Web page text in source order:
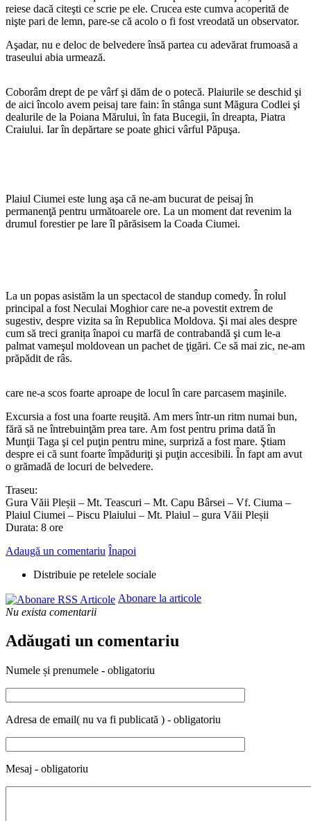
reiese dacă citeşti ce scrie pe ele. Crucea este cumva acoperită de
nişte pari de lemn, pare-se că acolo o fi fost vreodată un observator.
Aşadar, nu e deloc de belvedere însă partea cu adevărat frumoasă a
traseului abia urmează.
Coborâm drept de pe vârf şi dăm de o potecă. Plaiurile se deschid şi
de aici încolo avem peisaj tare fain: în stânga sunt Măgura Codlei şi
dealurile de la Poiana Mărului, în fata Bucegii, în dreapta, Piatra
Craiului. Iar în depărtare se poate ghici vârful Păpuşa.
Plaiul Ciumei este lung aşa că ne-am bucurat de peisaj în
permanenţă pentru următoarele ore. La un moment dat revenim la
drumul forestier pe lare îl părăsisem la Coada Ciumei.
La un popas asistăm la un spectacol de standup comedy. În rolul
principal a fost Neculai Moghior care ne-a povestit extrem de
sugestiv, despre vizita sa în Republica Moldova. Şi mai ales despre
cum să treci granița înapoi cu marfă de contrabandă şi cum le-a
palmat vameşul moldovean un pachet de ţigări. Ce să mai zic, ne-am
prăpădit de râs.
care ne-a scos foarte aproape de locul în care parcasem maşinile.
Excursia a fost una foarte reuşită. Am mers într-un ritm numai bun,
fără să ne întrebuinţăm prea tare. Am fost pentru prima dată în
Munţii Taga şi cel puţin pentru mine, surpriză a fost mare. Ştiam
despre ei că sunt foarte împăduriţi şi puţin accesibili. În fapt am avut
o grămadă de locuri de belvedere.
Traseu:
Gura Văii Pleșii – Mt. Teascuri – Mt. Capu Bârsei – Vf. Ciuma –
Plaiul Ciumei – Piscu Plaiului – Mt. Plaiul – gura Văii Pleșii
Durata: 8 ore
Adaugă un comentariu Înapoi
Distribuie pe retelele sociale
Abonare la articole
Nu exista comentarii
Adăugati un comentariu
Numele și prenumele - obligatoriu
Adresa de email( nu va fi publicată ) - obligatoriu
Mesaj - obligatoriu